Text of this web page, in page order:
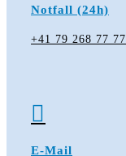
Notfall (24h)
+41 79 268 77 77

E-Mail